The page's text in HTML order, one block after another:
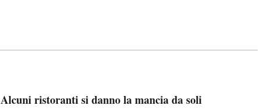
Alcuni ristoranti si danno la mancia da soli